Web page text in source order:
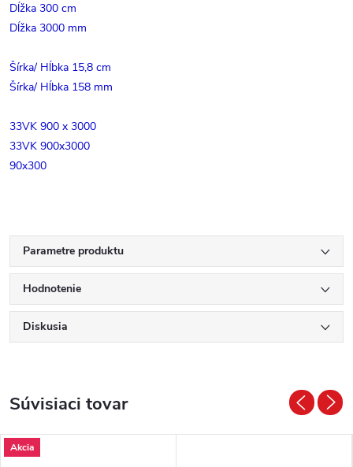
Dĺžka 300 cm
Dĺžka 3000 mm
Šírka/ Hĺbka 15,8 cm
Šírka/ Hĺbka 158 mm
33VK 900 x 3000
33VK 900x3000
90x300
Parametre produktu
Hodnotenie
Diskusia
Súvisiaci tovar
Akcia